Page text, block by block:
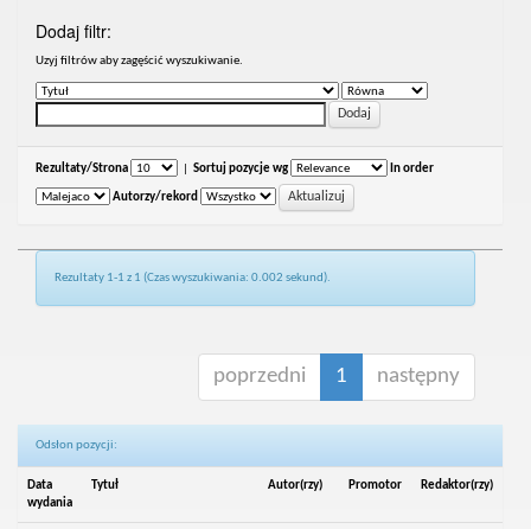
Dodaj filtr:
Uzyj filtrów aby zagęścić wyszukiwanie.
Rezultaty/Strona Sortuj pozycje wg In order
Autorzy/rekord
Rezultaty 1-1 z 1 (Czas wyszukiwania: 0.002 sekund).
poprzedni 1 następny
Odsłon pozycji:
Data
wydania
Tytuł Autor(rzy) Promotor Redaktor(rzy)